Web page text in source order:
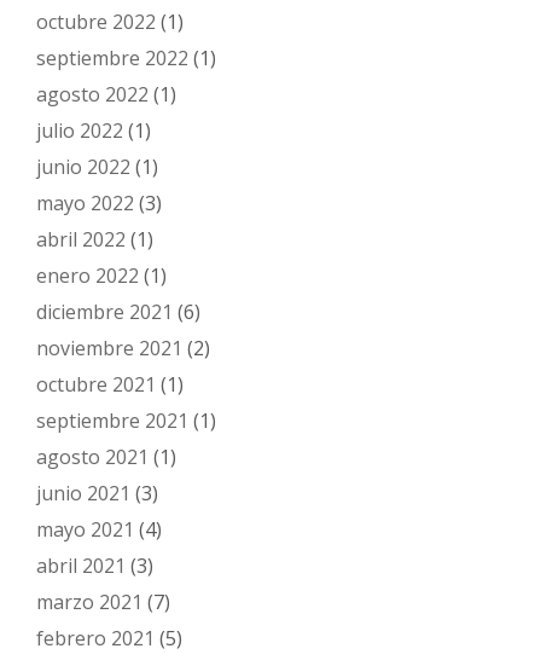
octubre 2022 (1)
septiembre 2022 (1)
agosto 2022 (1)
julio 2022 (1)
junio 2022 (1)
mayo 2022 (3)
abril 2022 (1)
enero 2022 (1)
diciembre 2021 (6)
noviembre 2021 (2)
octubre 2021 (1)
septiembre 2021 (1)
agosto 2021 (1)
junio 2021 (3)
mayo 2021 (4)
abril 2021 (3)
marzo 2021 (7)
febrero 2021 (5)